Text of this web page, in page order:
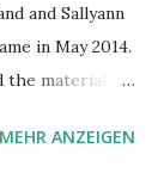
and Sallyann
in May 2014.
material.
instructions of
MEHR ANZEIGEN